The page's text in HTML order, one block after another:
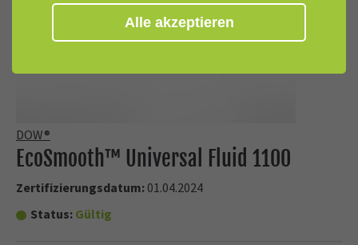
DOW®
EcoSmooth™ Universal Fluid 1100
Zertifizierungsdatum: 01.04.2024
Status: Gültig